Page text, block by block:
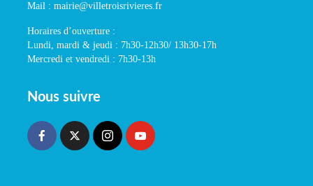
Mail : mairie@villetroisrivieres.fr
Horaires d’ouverture :
Lundi, mardi & jeudi : 7h30-12h30/ 13h30-17h
Mercredi et vendredi : 7h30-13h
Nous suivre